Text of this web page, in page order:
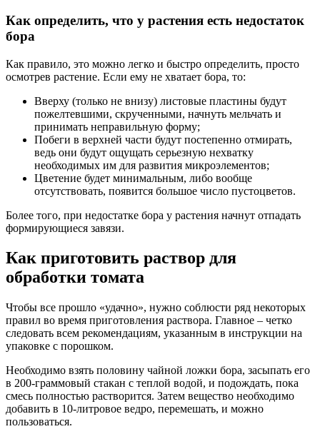
Как определить, что у растения есть недостаток
бора
Как правило, это можно легко и быстро определить, просто
осмотрев растение. Если ему не хватает бора, то:
Вверху (только не внизу) листовые пластины будут
пожелтевшими, скрученными, начнуть мельчать и
принимать неправильную форму;
Побеги в верхней части будут постепенно отмирать,
ведь они будут ощущать серьезную нехватку
необходимых им для развития микроэлементов;
Цветение будет минимальным, либо вообще
отсутствовать, появится большое число пустоцветов.
Более того, при недостатке бора у растения начнут отпадать
формирующиеся завязи.
Как приготовить раствор для
обработки томата
Чтобы все прошло «удачно», нужно соблюсти ряд некоторых
правил во время приготовления раствора. Главное – четко
следовать всем рекомендациям, указанным в инструкции на
упаковке с порошком.
Необходимо взять половину чайной ложки бора, засыпать его
в 200-граммовый стакан с теплой водой, и подождать, пока
смесь полностью растворится. Затем вещество необходимо
добавить в 10-литровое ведро, перемешать, и можно
пользоваться.